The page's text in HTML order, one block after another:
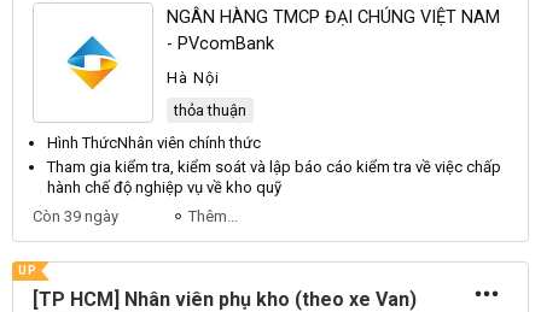
NGÂN HÀNG TMCP ĐẠI CHÚNG VIỆT NAM
- PVcomBank
Hà Nội
thỏa thuận
Hình ThứcNhân viên chính thức
Tham gia kiểm tra, kiểm soát và lập báo cáo kiểm tra về việc chấp
hành chế độ nghiệp vụ về kho quỹ
Còn 39 ngày
Thêm...
UP
[TP HCM] Nhân viên phụ kho (theo xe Van)